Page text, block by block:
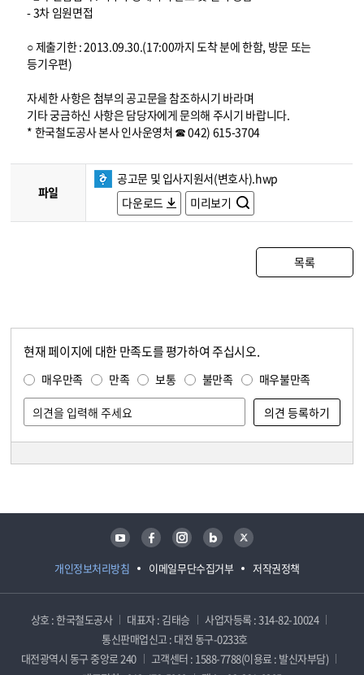
- 3차 임원면접
○ 제출기한 : 2013.09.30.(17:00까지 도착 분에 한함, 방문 또는
등기우편)
자세한 사항은 첨부의 공고문을 참조하시기 바라며
기타 궁금하신 사항은 담당자에게 문의해 주시기 바랍니다.
* 한국철도공사 본사 인사운영처 ☎ 042) 615-3704
파일
공고문 및 입사지원서(변호사).hwp
다운로드
미리보기
목록
현재 페이지에 대한 만족도를 평가하여 주십시오.
매우만족 만족 보통 불만족 매우불만족
개인정보처리방침 이메일무단수집거부 저작권정책
유튜브 페이스북 인스타그램 블로그 트위터
상호 : 한국철도공사 대표자 : 김태승
사업자등록 : 314-82-10024
통신판매업신고 : 대전 동구-0233호
대전광역시 동구 중앙로 240
고객센터 : 1588-7788(이용료 : 발신자부담)